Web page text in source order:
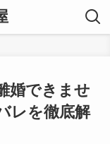
婚できませ
レを徹底解